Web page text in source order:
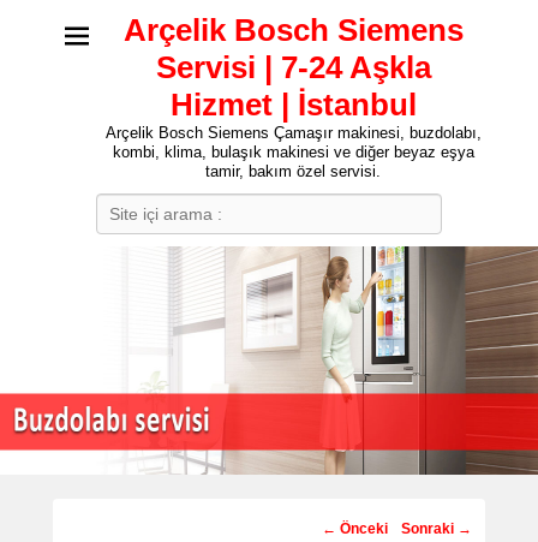
Arçelik Bosch Siemens
Servisi | 7-24 Aşkla
Hizmet | İstanbul
Arçelik Bosch Siemens Çamaşır makinesi, buzdolabı,
kombi, klima, bulaşık makinesi ve diğer beyaz eşya
tamir, bakım özel servisi.
Post
← Önceki Sonraki →